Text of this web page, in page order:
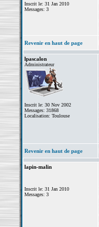
Inscrit le: 31 Jan 2010
Messages: 3
Revenir en haut de page
lpascalon
Administrateur
Inscrit le: 30 Nov 2002
Messages: 31868
Localisation: Toulouse
Revenir en haut de page
lapin-malin
Inscrit le: 31 Jan 2010
Messages: 3